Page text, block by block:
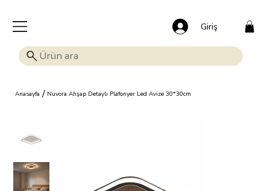
Giriş
Anasayfa / Nuvora Ahşap Detaylı Plafonyer Led Avize 30*30cm